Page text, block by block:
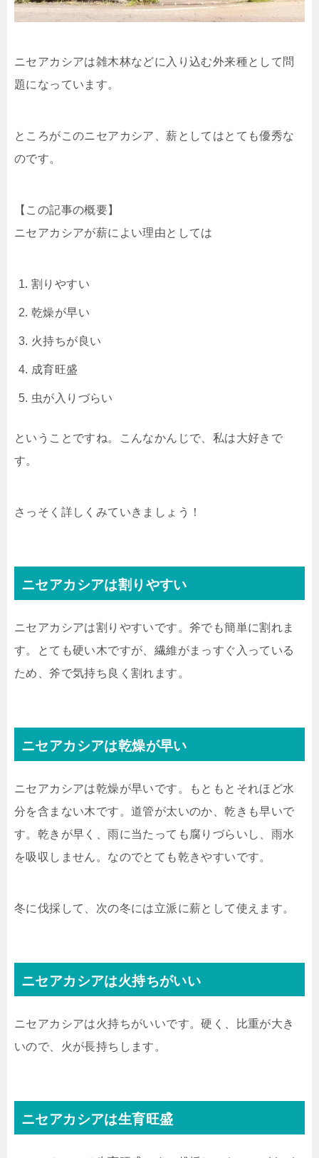
ニセアカシアは雑木林などに入り込む外来種として問
題になっています。
ところがこのニセアカシア、薪としてはとても優秀な
のです。
【この記事の概要】
ニセアカシアが薪によい理由としては
割りやすい
乾燥が早い
火持ちが良い
成育旺盛
虫が入りづらい
ということですね。こんなかんじで、私は大好きで
す。
さっそく詳しくみていきましょう！
ニセアカシアは割りやすい
ニセアカシアは割りやすいです。斧でも簡単に割れま
す。とても硬い木ですが、繊維がまっすぐ入っている
ため、斧で気持ち良く割れます。
ニセアカシアは乾燥が早い
ニセアカシアは乾燥が早いです。もともとそれほど水
分を含まない木です。道管が太いのか、乾きも早いで
す。乾きが早く、雨に当たっても腐りづらいし、雨水
を吸収しません。なのでとても乾きやすいです。
冬に伐採して、次の冬には立派に薪として使えます。
ニセアカシアは火持ちがいい
ニセアカシアは火持ちがいいです。硬く、比重が大き
いので、火が長持ちします。
ニセアカシアは生育旺盛